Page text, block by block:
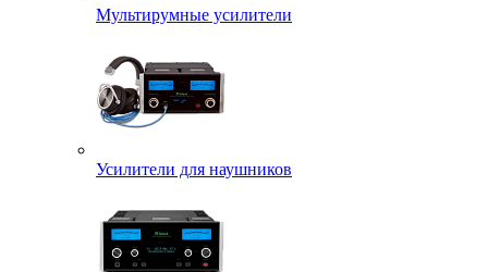
Мультирумные усилители
Усилители для наушников